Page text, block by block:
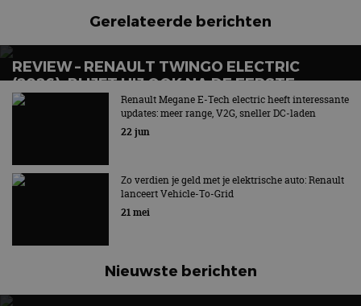
Gerelateerde berichten
REVIEW – RENAULT TWINGO ELECTRIC
(2026): BLIJFT HIJ OOK NA DE EERSTE
GLIMLACH LEUK?Renault Megane E-Tech electric heeft interessante
updates: meer range, V2G, sneller DC-laden
22 jun
Zo verdien je geld met je elektrische auto: Renault
lanceert Vehicle-To-Grid
21 mei
Nieuwste berichten